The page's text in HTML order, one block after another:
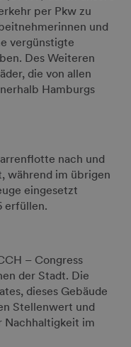
per Pkw zu
und
vergünstigte
Des Weiteren
die von allen
Hamburgs
nach und
während im übrigen
eingesetzt
erfüllen.
– Congress
der Stadt. Die
dieses Gebäude
Stellenwert und
Nachhaltigkeit im